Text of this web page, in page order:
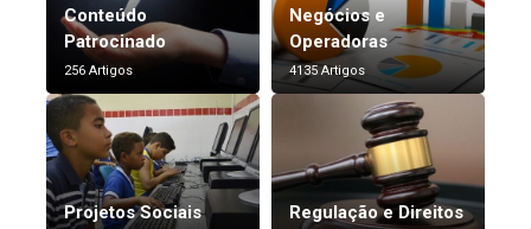
Conteúdo
Patrocinado
256 Artigos
Negócios e
Operadoras
4135 Artigos
Projetos Sociais Regulação e Direitos